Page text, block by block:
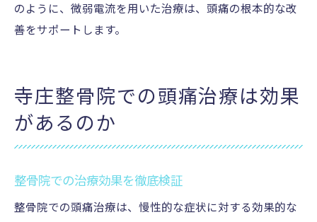
のように、微弱電流を用いた治療は、頭痛の根本的な改
善をサポートします。
寺庄整骨院での頭痛治療は効果
があるのか
整骨院での治療効果を徹底検証
整骨院での頭痛治療は、慢性的な症状に対する効果的な